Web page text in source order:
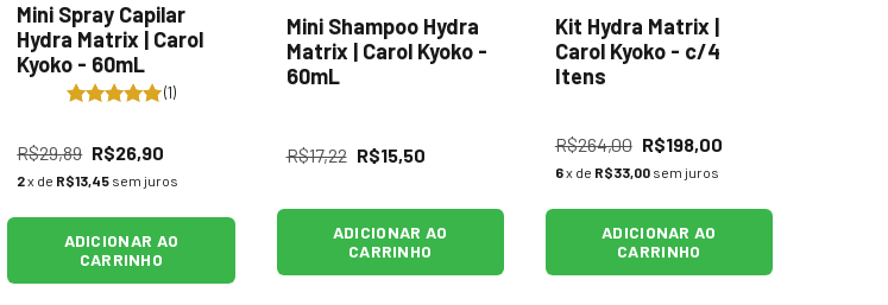
Mini Spray Capilar
Hydra Matrix | Carol
Kyoko - 60mL
(1)
R$29,89 R$26,90
2x de R$13,45 sem juros
ADICIONAR AO
CARRINHO
Mini Shampoo Hydra
Matrix | Carol Kyoko -
60mL
R$17,22 R$15,50
ADICIONAR AO
CARRINHO
Kit Hydra Matrix |
Carol Kyoko - c/4
Itens
R$264,00 R$198,00
6x de R$33,00 sem juros
ADICIONAR AO
CARRINHO